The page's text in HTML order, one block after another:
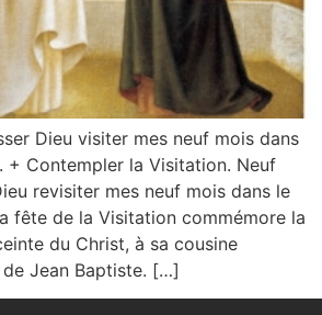
Dieu visiter mes neuf mois dans
+ Contempler la Visitation. Neuf
revisiter mes neuf mois dans le
fête de la Visitation commémore la
du Christ, à sa cousine
Jean Baptiste. […]